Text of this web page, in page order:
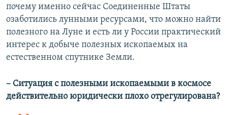
почему именно сейчас Соединенные Штаты
озаботились лунными ресурсами, что можно найти
полезного на Луне и есть ли у России практический
интерес к добыче полезных ископаемых на
естественном спутнике Земли.
– Ситуация с полезными ископаемыми в космосе
действительно юридически плохо отрегулирована?